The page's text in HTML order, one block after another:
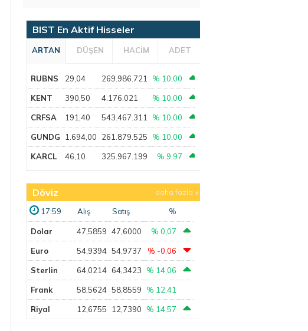
BIST En Aktif Hisseler
ARTAN DÜŞEN HACİM ADET
RUBNS 29,04 269.986.721 % 10,00
KENT 390,50 4.176.021 % 10,00
CRFSA 191,40 543.467.311 % 10,00
GUNDG 1.694,00 261.879.525 % 10,00
KARCL 46,10 325.967.199 % 9,97
Döviz daha fazla
17:59 Alış Satış %
Dolar 47,5859 47,6000 % 0,07
Euro 54,9394 54,9737 % -0,06
Sterlin 64,0214 64,3423 % 14,06
Frank 58,5624 58,8559 % 12,41
Riyal 12,6755 12,7390 % 14,57